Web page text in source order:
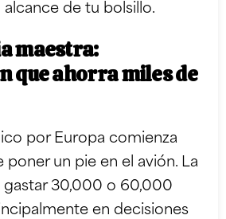
alcance de tu bolsillo.
maestra:
que ahorra miles de
por Europa comienza
poner un pie en el avión. La
gastar 30,000 o 60,000
en decisiones